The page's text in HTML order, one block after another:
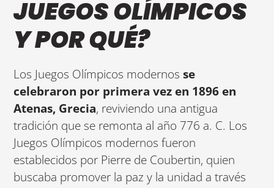
JUEGOS OLÍMPICOS
Y POR QUÉ?
Los Juegos Olímpicos modernosse
celebraron por primera vez en 1896 en
Atenas, Grecia, reviviendo una antigua
tradición que se remonta al año 776 a. C. Los
Juegos Olímpicos modernos fueron
establecidos por Pierre de Coubertin, quien
buscaba promover la paz y la unidad a través